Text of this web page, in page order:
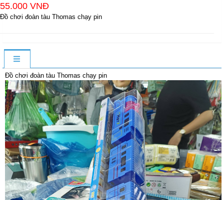
55.000 VNĐ
Đồ chơi đoàn tàu Thomas chạy pin
Đồ chơi đoàn tàu Thomas chạy pin